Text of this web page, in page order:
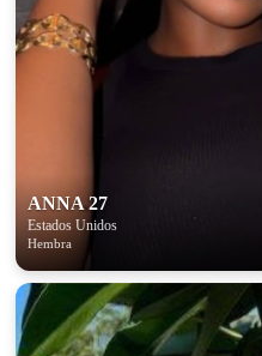
ANNA 27
Estados Unidos
Hembra